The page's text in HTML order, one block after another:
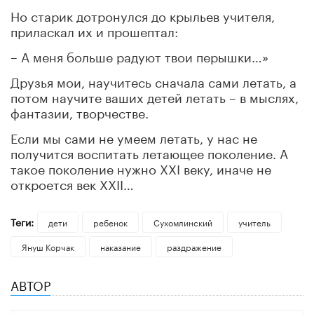
Но старик дотронулся до крыльев учителя,
приласкал их и прошептал:
– А меня больше радуют твои перышки…»
Друзья мои, научитесь сначала сами летать, а
потом научите ваших детей летать – в мыслях,
фантазии, творчестве.
Если мы сами не умеем летать, у нас не
получится воспитать летающее поколение. А
такое поколение нужно XXI веку, иначе не
откроется век XXII…
Теги: дети ребенок Сухомлинский
учитель
Януш Корчак
наказание раздражение
АВТОР